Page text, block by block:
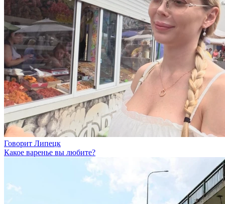
Говорит Липецк
Какое варенье вы любите?